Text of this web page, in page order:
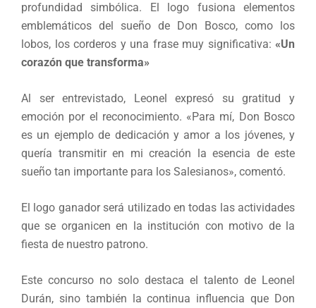
profundidad simbólica. El logo fusiona elementos
emblemáticos del sueño de Don Bosco, como los
lobos, los corderos y una frase muy significativa: «Un
corazón que transforma»
Al ser entrevistado, Leonel expresó su gratitud y
emoción por el reconocimiento. «Para mí, Don Bosco
es un ejemplo de dedicación y amor a los jóvenes, y
quería transmitir en mi creación la esencia de este
sueño tan importante para los Salesianos», comentó.
El logo ganador será utilizado en todas las actividades
que se organicen en la institución con motivo de la
fiesta de nuestro patrono.
Este concurso no solo destaca el talento de Leonel
Durán, sino también la continua influencia que Don